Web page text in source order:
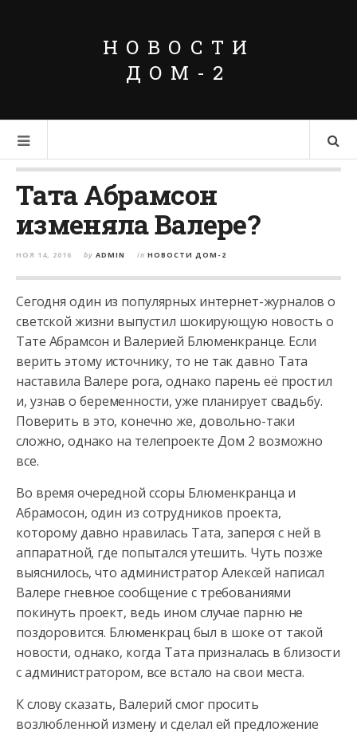
НОВОСТИ
ДОМ-2
Тата Абрамсон
изменяла Валере?
НОЯ 14, 2016 by ADMIN in НОВОСТИ ДОМ-2
Сегодня один из популярных интернет-журналов о
светской жизни выпустил шокирующую новость о
Тате Абрамсон и Валерией Блюменкранце. Если
верить этому источнику, то не так давно Тата
наставила Валере рога, однако парень её простил
и, узнав о беременности, уже планирует свадьбу.
Поверить в это, конечно же, довольно-таки
сложно, однако на телепроекте Дом 2 возможно
все.
Во время очередной ссоры Блюменкранца и
Абрамосон, один из сотрудников проекта,
которому давно нравилась Тата, заперся с ней в
аппаратной, где попытался утешить. Чуть позже
выяснилось, что администратор Алексей написал
Валере гневное сообщение с требованиями
покинуть проект, ведь ином случае парню не
поздоровится. Блюменкрац был в шоке от такой
новости, однако, когда Тата призналась в близости
с администратором, все встало на свои места.
К слову сказать, Валерий смог просить
возлюбленной измену и сделал ей предложение